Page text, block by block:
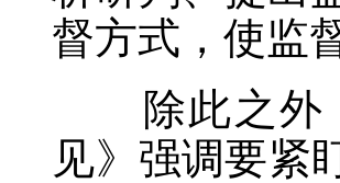
督方式，使监
除此之外，
见》强调要紧